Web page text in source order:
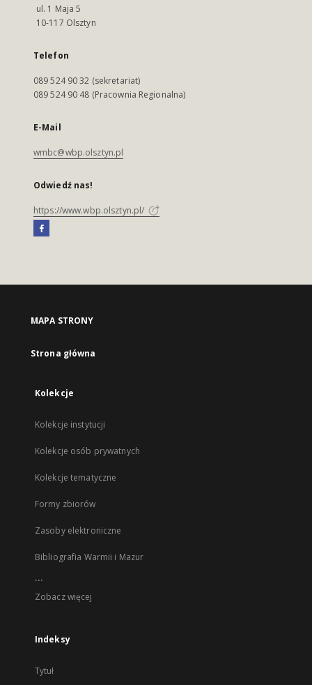
ul. 1 Maja 5
10-117 Olsztyn
Telefon
089 524 90 32 (sekretariat)
089 524 90 48 (Pracownia Regionalna)
E-Mail
wmbc@wbp.olsztyn.pl
Odwiedź nas!
https://www.wbp.olsztyn.pl/
MAPA STRONY
Strona główna
Kolekcje
Kolekcje instytucji
Kolekcje osób prywatnych
Kolekcje tematyczne
Formy zbiorów
Zasoby elektroniczne
Bibliografia Warmii i Mazur
...
Zobacz więcej
Indeksy
Tytuł